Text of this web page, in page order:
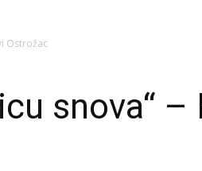
Ostrožac
snova“ –